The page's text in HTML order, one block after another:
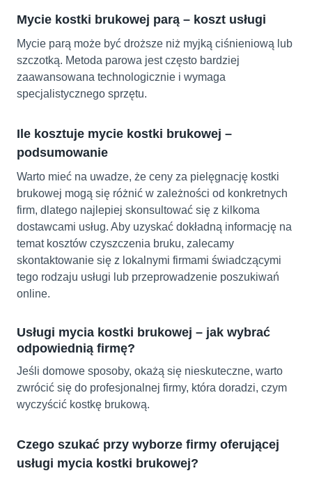
Mycie kostki brukowej parą – koszt usługi
Mycie parą może być droższe niż myjką ciśnieniową lub
szczotką. Metoda parowa jest często bardziej
zaawansowana technologicznie i wymaga
specjalistycznego sprzętu.
Ile kosztuje mycie kostki brukowej –
podsumowanie
Warto mieć na uwadze, że ceny za pielęgnację kostki
brukowej mogą się różnić w zależności od konkretnych
firm, dlatego najlepiej skonsultować się z kilkoma
dostawcami usług. Aby uzyskać dokładną informację na
temat kosztów czyszczenia bruku, zalecamy
skontaktowanie się z lokalnymi firmami świadczącymi
tego rodzaju usługi lub przeprowadzenie poszukiwań
online.
Usługi mycia kostki brukowej – jak wybrać
odpowiednią firmę?
Jeśli domowe sposoby, okażą się nieskuteczne, warto
zwrócić się do profesjonalnej firmy, która doradzi, czym
wyczyścić kostkę brukową.
Czego szukać przy wyborze firmy oferującej
usługi mycia kostki brukowej?